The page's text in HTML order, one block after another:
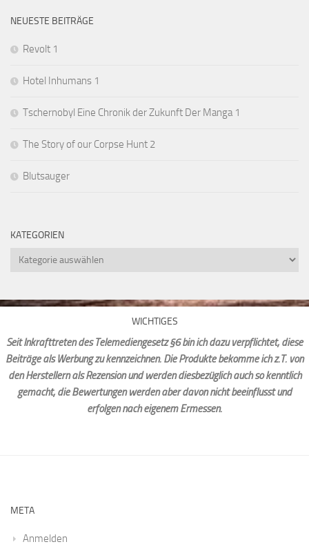
NEUESTE BEITRÄGE
Revolt 1
Hotel Inhumans 1
Tschernobyl Eine Chronik der Zukunft Der Manga 1
The Story of our Corpse Hunt 2
Blutsauger
KATEGORIEN
Kategorien
WICHTIGES
Seit Inkrafttreten des Telemediengesetz §6 bin ich dazu verpflichtet, diese
Beiträge als Werbung zu kennzeichnen. Die Produkte bekomme ich z.T. von
den Herstellern als Rezension und werden diesbezüglich auch so kenntlich
gemacht, die Bewertungen werden aber davon nicht beeinflusst und
erfolgen nach eigenem Ermessen.
META
Anmelden